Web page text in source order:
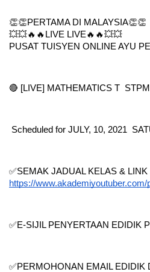
👏👏PERTAMA DI MALAYSIA👏👏
💥💥🔥🔥LIVE LIVE🔥🔥💥💥
PUSAT TUISYEN ONLINE AYU
🔴 [LIVE] MATHEMATICS T
Scheduled for JULY, 10, 2021
✅SEMAK JADUAL KELAS &
https://
✅E-SIJIL PENYERTAAN EDIDIK
✅PERMOHONAN EMAIL EDIDIK